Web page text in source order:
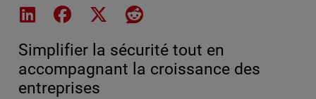
Share on LinkedIn
Share on Facebook
Share on XShare on Reddit
Simplifier la sécurité tout en
accompagnant la croissance des
entreprises